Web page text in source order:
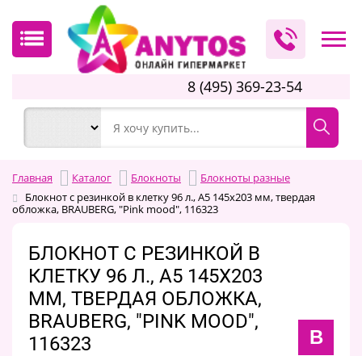
8 (495) 369-23-54
Главная Каталог Блокноты
Блокноты разные
Блокнот с резинкой в клетку 96 л., А5 145х203 мм, твердая
обложка, BRAUBERG, "Pink mood", 116323
БЛОКНОТ С РЕЗИНКОЙ В
КЛЕТКУ 96 Л., А5 145Х203
ММ, ТВЕРДАЯ ОБЛОЖКА,
BRAUBERG, "PINK MOOD",
116323
B